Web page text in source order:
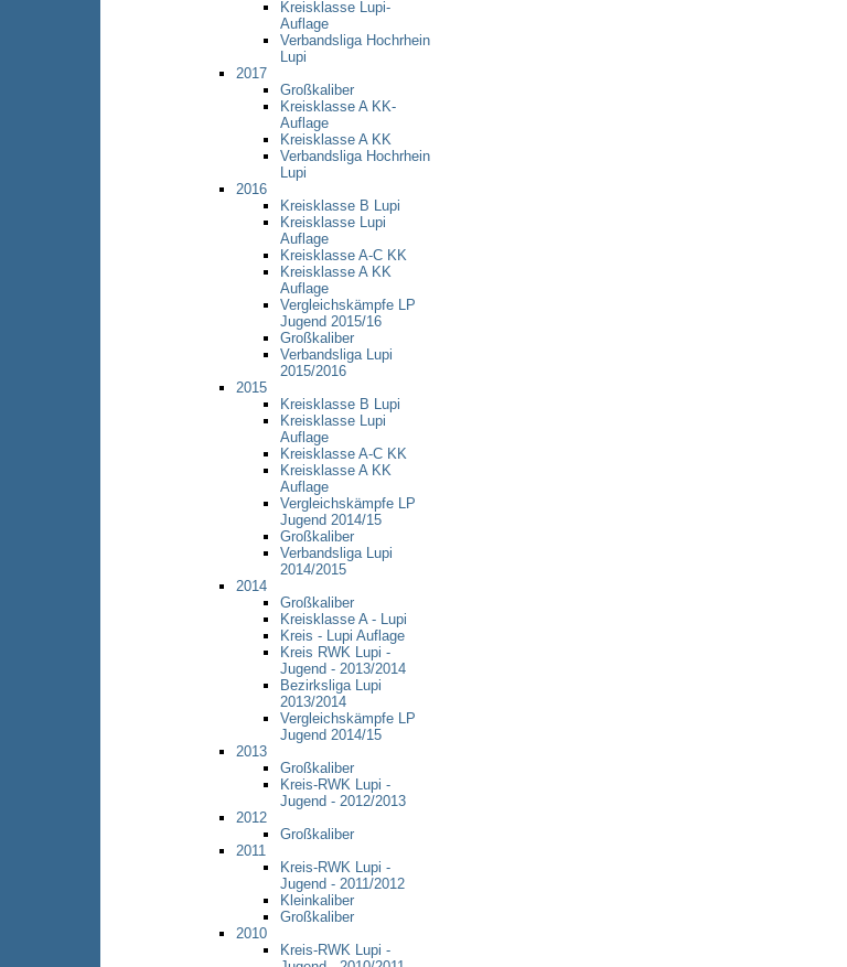
Kreisklasse Lupi-
Auflage
Verbandsliga Hochrhein
Lupi
2017
Großkaliber
Kreisklasse A KK-
Auflage
Kreisklasse A KK
Verbandsliga Hochrhein
Lupi
2016
Kreisklasse B Lupi
Kreisklasse Lupi
Auflage
Kreisklasse A-C KK
Kreisklasse A KK
Auflage
Vergleichskämpfe LP
Jugend 2015/16
Großkaliber
Verbandsliga Lupi
2015/2016
2015
Kreisklasse B Lupi
Kreisklasse Lupi
Auflage
Kreisklasse A-C KK
Kreisklasse A KK
Auflage
Vergleichskämpfe LP
Jugend 2014/15
Großkaliber
Verbandsliga Lupi
2014/2015
2014
Großkaliber
Kreisklasse A - Lupi
Kreis - Lupi Auflage
Kreis RWK Lupi -
Jugend - 2013/2014
Bezirksliga Lupi
2013/2014
Vergleichskämpfe LP
Jugend 2014/15
2013
Großkaliber
Kreis-RWK Lupi -
Jugend - 2012/2013
2012
Großkaliber
2011
Kreis-RWK Lupi -
Jugend - 2011/2012
Kleinkaliber
Großkaliber
2010
Kreis-RWK Lupi -